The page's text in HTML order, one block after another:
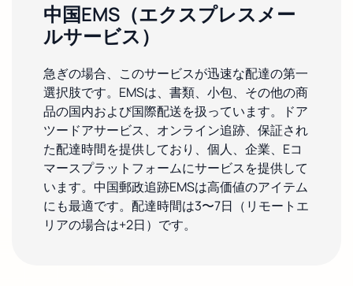
中国EMS（エクスプレスメー
ルサービス）
急ぎの場合、このサービスが迅速な配達の第一
選択肢です。EMSは、書類、小包、その他の商
品の国内および国際配送を扱っています。ドア
ツードアサービス、オンライン追跡、保証され
た配達時間を提供しており、個人、企業、Eコ
マースプラットフォームにサービスを提供して
います。中国郵政追跡EMSは高価値のアイテム
にも最適です。配達時間は3〜7日（リモートエ
リアの場合は+2日）です。